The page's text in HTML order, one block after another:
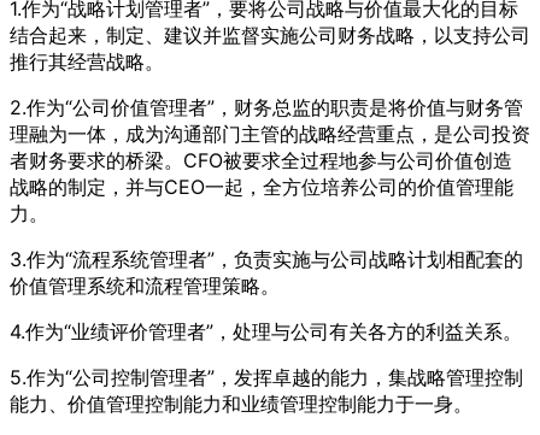
1.作为“战略计划管理者”，要将公司战略与价值最大化的目标
结合起来，制定、建议并监督实施公司财务战略，以支持公司
推行其经营战略。
2.作为“公司价值管理者”，财务总监的职责是将价值与财务管
理融为一体，成为沟通部门主管的战略经营重点，是公司投资
者财务要求的桥梁。CFO被要求全过程地参与公司价值创造
战略的制定，并与CEO一起，全方位培养公司的价值管理能
力。
3.作为“流程系统管理者”，负责实施与公司战略计划相配套的
价值管理系统和流程管理策略。
4.作为“业绩评价管理者”，处理与公司有关各方的利益关系。
5.作为“公司控制管理者”，发挥卓越的能力，集战略管理控制
能力、价值管理控制能力和业绩管理控制能力于一身。